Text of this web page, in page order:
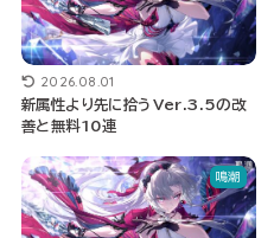
2026.08.01
新属性より先に拾うVer.3.5の改
善と無料10連
鳴潮